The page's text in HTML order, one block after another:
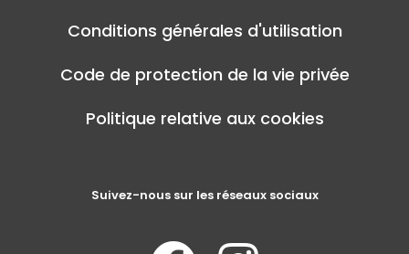
Conditions générales d'utilisation
Code de protection de la vie privée
Politique relative aux cookies
Suivez-nous sur les réseaux sociaux